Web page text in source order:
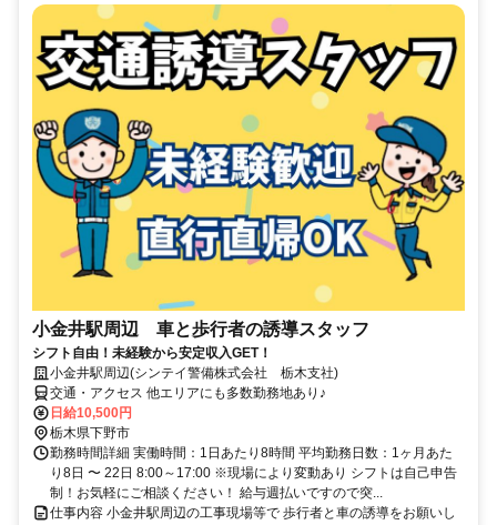
小金井駅周辺 車と歩行者の誘導スタッフ
シフト自由！未経験から安定収入GET！
小金井駅周辺(シンテイ警備株式会社 栃木支社)
交通・アクセス 他エリアにも多数勤務地あり♪
日給10,500円
栃木県下野市
勤務時間詳細 実働時間：1日あたり8時間 平均勤務日数：1ヶ月あた
り8日 〜 22日 8:00～17:00 ※現場により変動あり シフトは自己申告
制！お気軽にご相談ください！ 給与週払いですので突...
仕事内容 小金井駅周辺の工事現場等で 歩行者と車の誘導をお願いし